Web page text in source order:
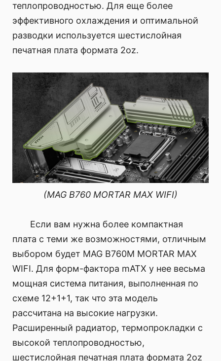
теплопроводностью. Для еще более
эффективного охлаждения и оптимальной
разводки используется шестислойная
печатная плата формата 2oz.
(MAG B760 MORTAR MAX WIFI)
Если вам нужна более компактная
плата с теми же возможностями, отличным
выбором будет MAG B760M MORTAR MAX
WIFI. Для форм-фактора mATX у нее весьма
мощная система питания, выполненная по
схеме 12+1+1, так что эта модель
рассчитана на высокие нагрузки.
Расширенный радиатор, термопрокладки с
высокой теплопроводностью,
шестислойная печатная плата формата 2oz